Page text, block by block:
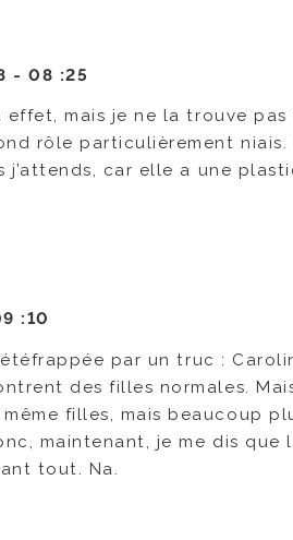
- 08 :25
effet, mais je ne la trouve
rôle particulièrement niais.
car elle a une
:10
étéfrappée par un truc :
des filles normales.
filles, mais beaucoup
maintenant, je me dis
tout. Na.